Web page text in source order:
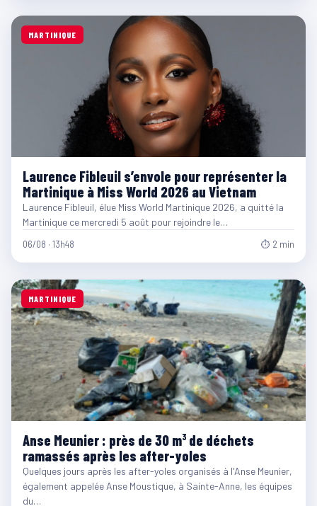
MARTINIQUE
Laurence Fibleuil s’envole pour représenter la
Martinique à Miss World 2026 au Vietnam
Laurence Fibleuil, élue Miss World Martinique 2026, a quitté la
Martinique ce mercredi 5 août pour rejoindre le…
06/08 · 13h48 ⏱ 2 min
MARTINIQUE
Anse Meunier : près de 30 m³ de déchets
ramassés après les after-yoles
Quelques jours après les after-yoles organisés à l'Anse Meunier,
également appelée Anse Moustique, à Sainte-Anne, les équipes
du…